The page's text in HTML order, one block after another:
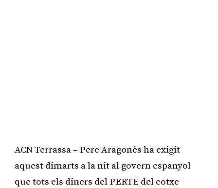
ACN Terrassa – Pere Aragonès ha exigit
aquest dimarts a la nit al govern espanyol
que tots els diners del PERTE del cotxe